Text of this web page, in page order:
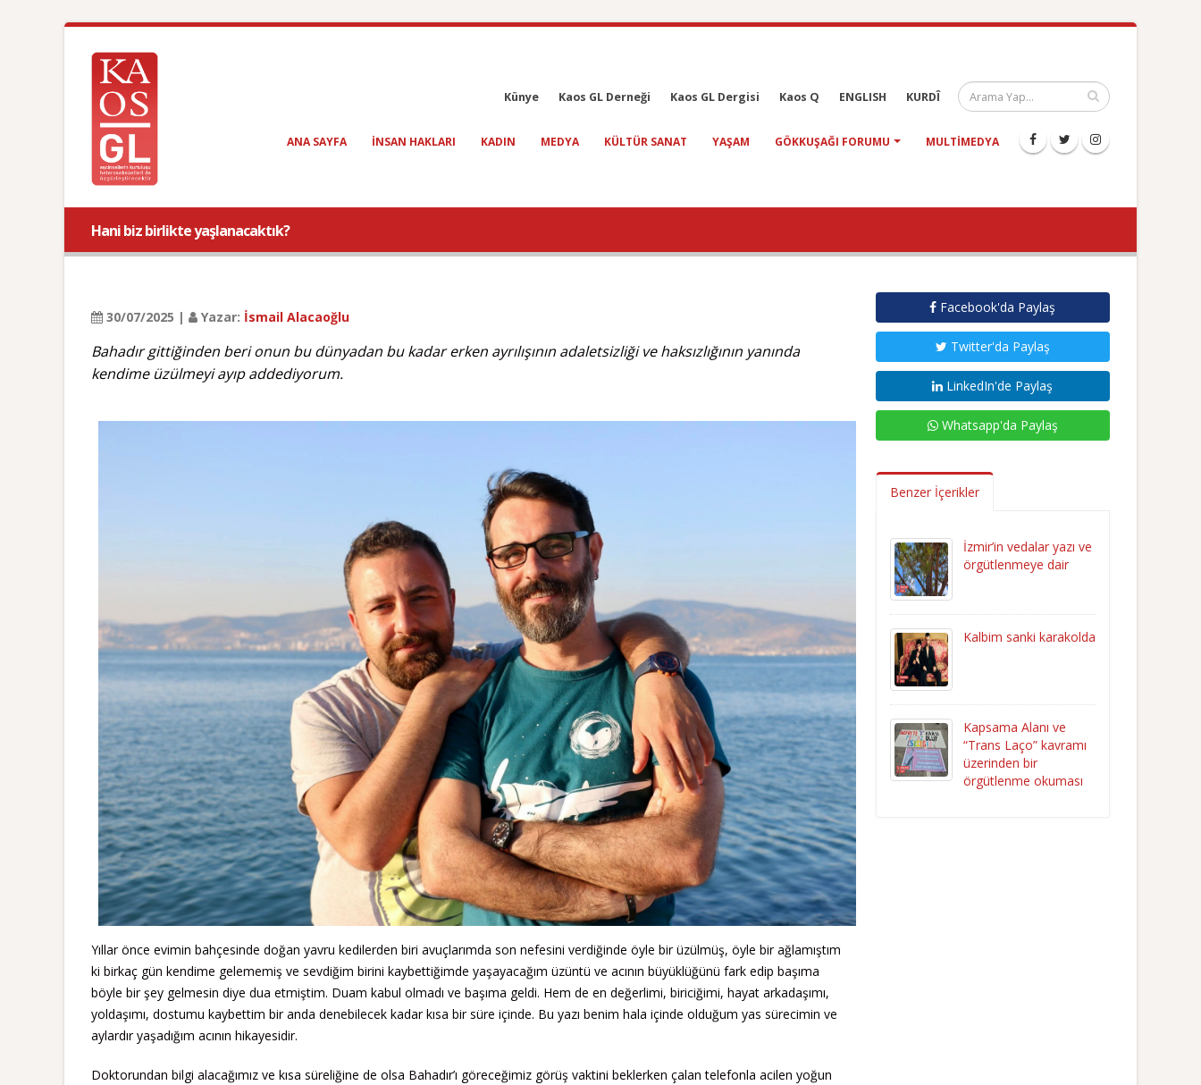
Künye Kaos GL Derneği Kaos GL Dergisi Kaos Q ENGLISH KURDÎ
ANA SAYFA INSAN HAKLARI KADIN MEDYA KÜLTÜR SANAT YAŞAM GÖKKUŞAĞI FORUMU MULTIMEDYA
Hani biz birlikte yaşlanacaktık?
30/07/2025 | Yazar: İsmail Alacaoğlu
Bahadır gittiğinden beri onun bu dünyadan bu kadar erken ayrılışının adaletsizliği ve haksızlığının yanında
kendime üzülmeyi ayıp addediyorum.
Yıllar önce evimin bahçesinde doğan yavru kedilerden biri avuçlarımda son nefesini verdiğinde öyle bir üzülmüş, öyle bir ağlamıştım
ki birkaç gün kendime gelememiş ve sevdiğim birini kaybettiğimde yaşayacağım üzüntü ve acının büyüklüğünü fark edip başıma
böyle bir şey gelmesin diye dua etmiştim. Duam kabul olmadı ve başıma geldi. Hem de en değerlimi, biriciğimi, hayat arkadaşımı,
yoldaşımı, dostumu kaybettim bir anda denebilecek kadar kısa bir süre içinde. Bu yazı benim hala içinde olduğum yas sürecimin ve
aylardır yaşadığım acının hikayesidir.
Doktorundan bilgi alacağımız ve kısa süreliğine de olsa Bahadır’ı göreceğimiz görüş vaktini beklerken çalan telefonla acilen yoğun
Facebook'da Paylaş
Twitter'da Paylaş
LinkedIn'de Paylaş
Whatsapp'da Paylaş
Benzer İçerikler
İzmir’in vedalar yazı ve
örgütlenmeye dair
Kalbim sanki karakolda
Kapsama Alanı ve
“Trans Laço” kavramı
üzerinden bir
örgütlenme okuması